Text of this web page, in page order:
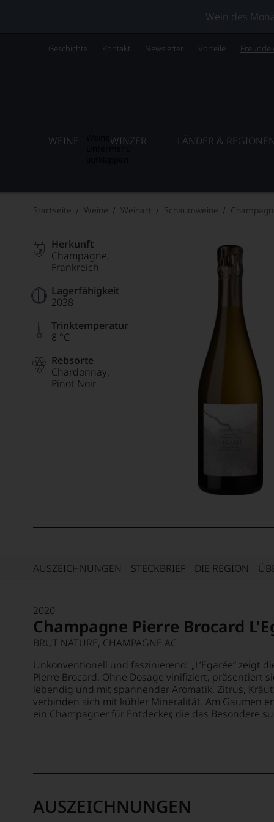
Wein des
Geschichte Kontakt Newsletter Vorteile Freunde
WEINE WINZER LÄNDER & REGIONEN
Startseite Weine Weinart Schaumweine
Herkunft
Champagne
Frankreich
Lagerfähigkeit
2038
Trinktemperatur
8 °C
Rebsorte
Chardonnay
Pinot Noir
AUSZEICHNUNGEN STECKBRIEF DIE REGION
2020
Champagne Pierre Brocard
BRUT NATURE, CHAMPAGNE AC
Unkonventionell und faszinierend: „L’Egarée“ zeigt
Pierre Brocard. Ohne Dosage vinifiziert, präsentiert
lebendig und mit spannender Aromatik. Zitrus,
verbinden sich mit kühler Mineralität. Am Gaumen
ein Champagner für Entdecker, die das Besondere
AUSZEICHNUNGEN